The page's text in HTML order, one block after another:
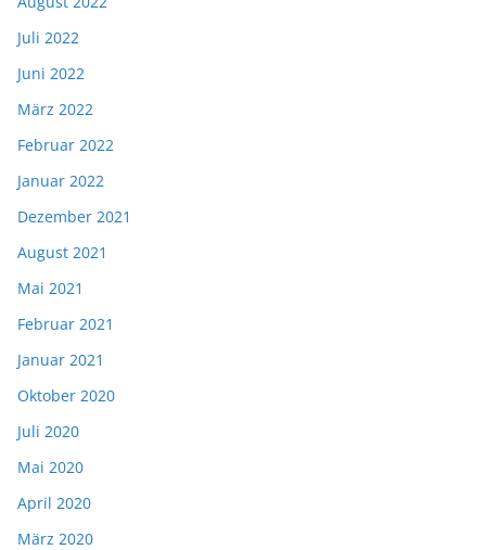
Juli 2022
Juni 2022
März 2022
Februar 2022
Januar 2022
Dezember 2021
August 2021
Mai 2021
Februar 2021
Januar 2021
Oktober 2020
Juli 2020
Mai 2020
April 2020
März 2020